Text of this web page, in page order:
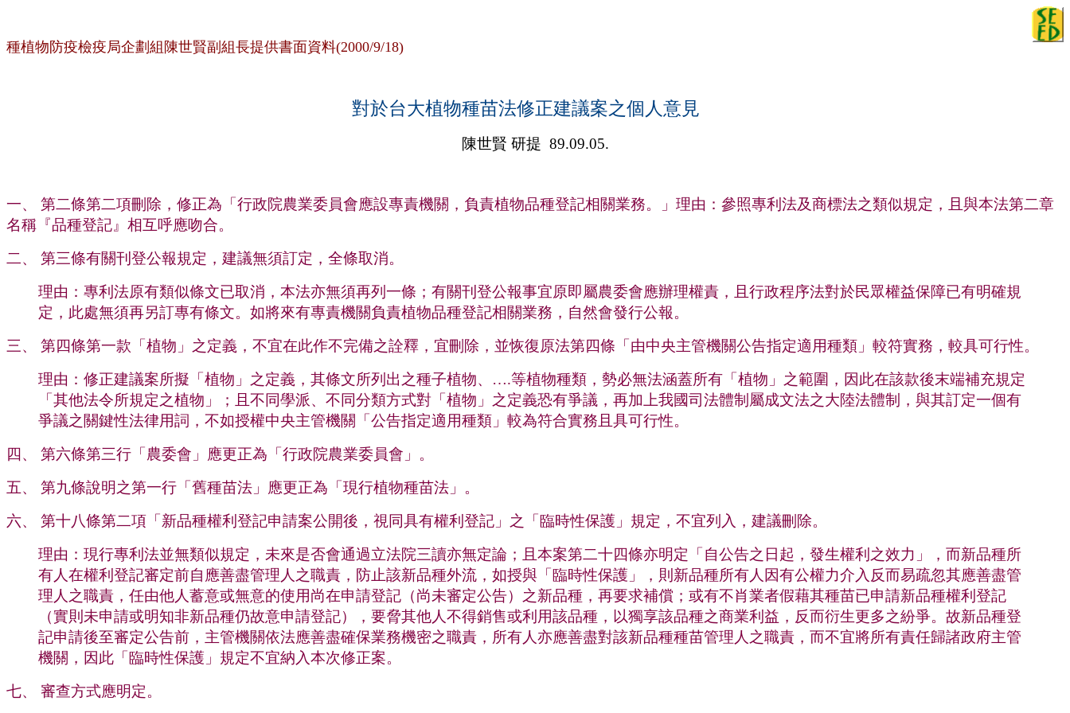
種植物防疫檢疫局企劃組陳世賢副組長提供書面資料(2000/9/18)
對於台大植物種苗法修正建議案之個人意見
陳世賢 研提 89.09.05.
一、 第二條第二項刪除，修正為「行政院農業委員會應設專責機關，負責植物品種登記相關業務。」理由：參照專利法及商標法之類似規定，且與本法第二章
名稱『品種登記』相互呼應吻合。
二、 第三條有關刊登公報規定，建議無須訂定，全條取消。
理由：專利法原有類似條文已取消，本法亦無須再列一條；有關刊登公報事宜原即屬農委會應辦理權責，且行政程序法對於民眾權益保障已有明確規
定，此處無須再另訂專有條文。如將來有專責機關負責植物品種登記相關業務，自然會發行公報。
三、 第四條第一款「植物」之定義，不宜在此作不完備之詮釋，宜刪除，並恢復原法第四條「由中央主管機關公告指定適用種類」較符實務，較具可行性。
理由：修正建議案所擬「植物」之定義，其條文所列出之種子植物、….等植物種類，勢必無法涵蓋所有「植物」之範圍，因此在該款後末端補充規定
「其他法令所規定之植物」；且不同學派、不同分類方式對「植物」之定義恐有爭議，再加上我國司法體制屬成文法之大陸法體制，與其訂定一個有
爭議之關鍵性法律用詞，不如授權中央主管機關「公告指定適用種類」較為符合實務且具可行性。
四、 第六條第三行「農委會」應更正為「行政院農業委員會」。
五、 第九條說明之第一行「舊種苗法」應更正為「現行植物種苗法」。
六、 第十八條第二項「新品種權利登記申請案公開後，視同具有權利登記」之「臨時性保護」規定，不宜列入，建議刪除。
理由：現行專利法並無類似規定，未來是否會通過立法院三讀亦無定論；且本案第二十四條亦明定「自公告之日起，發生權利之效力」，而新品種所
有人在權利登記審定前自應善盡管理人之職責，防止該新品種外流，如授與「臨時性保護」，則新品種所有人因有公權力介入反而易疏忽其應善盡管
理人之職責，任由他人蓄意或無意的使用尚在申請登記（尚未審定公告）之新品種，再要求補償；或有不肖業者假藉其種苗已申請新品種權利登記
（實則未申請或明知非新品種仍故意申請登記），要脅其他人不得銷售或利用該品種，以獨享該品種之商業利益，反而衍生更多之紛爭。故新品種登
記申請後至審定公告前，主管機關依法應善盡確保業務機密之職責，所有人亦應善盡對該新品種種苗管理人之職責，而不宜將所有責任歸諸政府主管
機關，因此「臨時性保護」規定不宜納入本次修正案。
七、 審查方式應明定。